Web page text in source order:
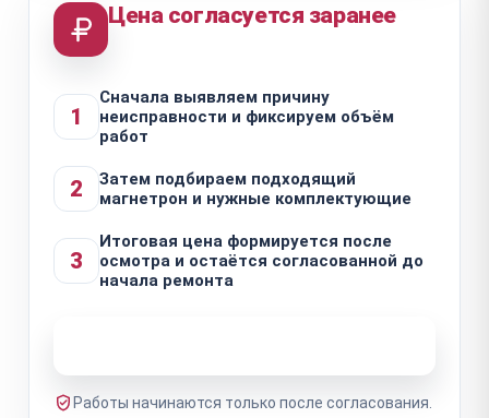
Цена согласуется заранее
1
Сначала выявляем причину
неисправности и фиксируем объём
работ
2
Затем подбираем подходящий
магнетрон и нужные комплектующие
3
Итоговая цена формируется после
осмотра и остаётся согласованной до
начала ремонта
Работы начинаются только после согласования.